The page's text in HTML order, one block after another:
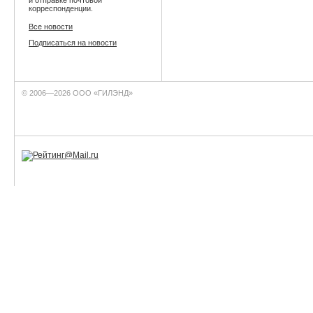
корреспонденции.
Все новости
Подписаться на новости
© 2006—2026 ООО «ГИЛЭНД»